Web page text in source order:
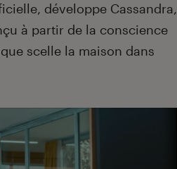
développe Cassandra,
à partir de la conscience
scelle la maison dans